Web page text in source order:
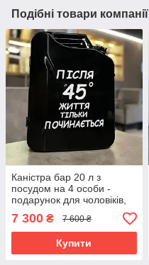
Подібні товари компанії
Каністра бар 20 л з
посудом на 4 особи -
подарунок для чоловіків,
шефа, чоловіка
7 300 ₴ 7 600 ₴
Купити